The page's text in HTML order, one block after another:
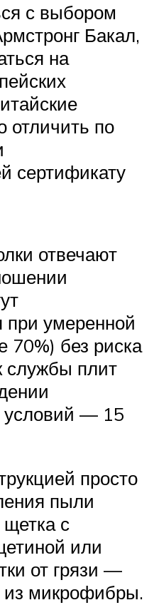
с выбором
Бакал,
на
отличить по
сертификату
отвечают
при умеренной
70%) без риска
плит
условий — 15
просто
пыли
с
или
от грязи —
из микрофибры.